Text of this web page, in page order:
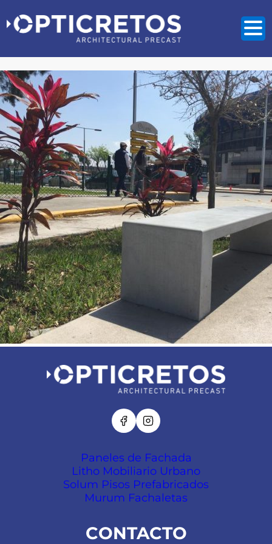
Paneles de Fachada
Litho Mobiliario Urbano
Solum Pisos Prefabricados
Murum Fachaletas
CONTACTO